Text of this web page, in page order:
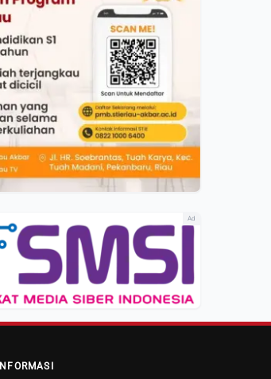
Ad
INFORMASI